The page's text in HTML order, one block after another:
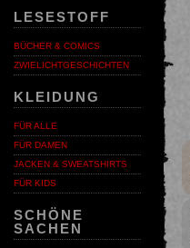
LESESTOFF
BÜCHER & COMICS
ZWIELICHTGESCHICHTEN
KLEIDUNG
FÜR ALLE
FÜR DAMEN
JACKEN & SWEATSHIRTS
FÜR KIDS
SCHÖNE
SACHEN